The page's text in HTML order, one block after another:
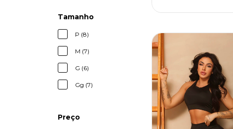
Tamanho
P (8)
M (7)
G (6)
Gg (7)
Preço